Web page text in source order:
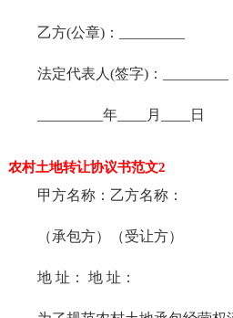
乙方(公章)：_________
法定代表人(签字)：_________
_________年____月____日
农村土地转让协议书范文2
甲方名称：乙方名称：
（承包方）（受让方）
地 址： 地 址：